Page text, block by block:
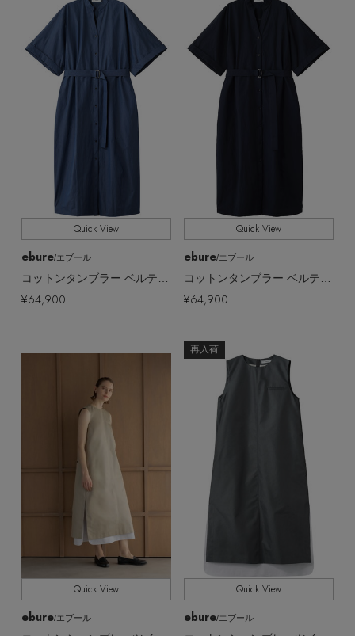
Quick View
ebure/エブール
コットンタンブラー ベルテッドワンピース
¥64,900
Quick View
ebure/エブール
コットンタンブラー ベルテッドワンピース
¥64,900
Quick View
ebure/エブール
再入荷
Quick View
ebure/エブール